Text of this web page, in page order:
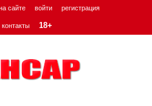
сайте войти регистрация
контакты 18+